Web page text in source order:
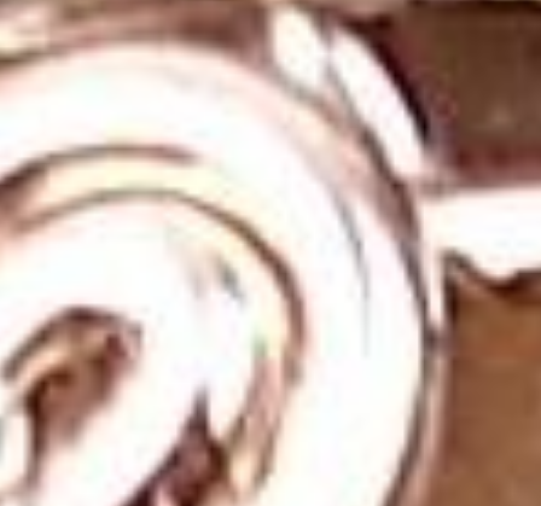
Doğal taşlar, enerjiyi emdikleri düşünüldüğünden düzenli
olarak temizlenmelidir. Rutil kuvars taşı kolyenizin enerjisini
korumak ve yenilemek için belirli aralıklarla temizlemeniz
önerilir. İşte rutil kuvars kolyenizi temizlemek için bazı
yaygın yöntemler:
Tuzlu Su:Kolyenizi kısa süreli olarak tuzlu su içinde
bekletmek, taşın negatif enerjilerden arınmasına
yardımcı olabilir. Ancak, taşın zarar görmemesi için
fazla uzun süre suda tutulmamalıdır.
Ay Işığı: Dolunay gecelerinde kolyenizi ay ışığı altında
bekletmek, taşın enerjisini yenilemek için doğal bir
yöntemdir.
Adaçayı veya Tütsü:Kolyenizi adaçayı veya tütsü
dumanına maruz bırakmak, taşın enerjisini temizlemek